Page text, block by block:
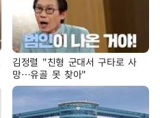
김정렬 "친형 군대서 구타로 사
망…유골 못 찾아"